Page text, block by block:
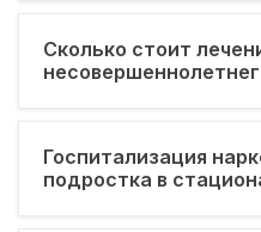
Сколько стоит
Госпитализация
подростка в